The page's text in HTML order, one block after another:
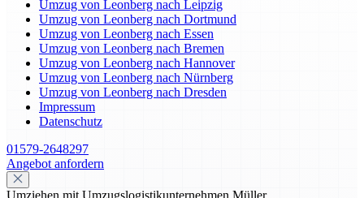
Umzug von Leonberg nach Leipzig
Umzug von Leonberg nach Dortmund
Umzug von Leonberg nach Essen
Umzug von Leonberg nach Bremen
Umzug von Leonberg nach Hannover
Umzug von Leonberg nach Nürnberg
Umzug von Leonberg nach Dresden
Impressum
Datenschutz
01579-2648297
Angebot anfordern
Umziehen mit Umzugslogistikunternehmen Müller